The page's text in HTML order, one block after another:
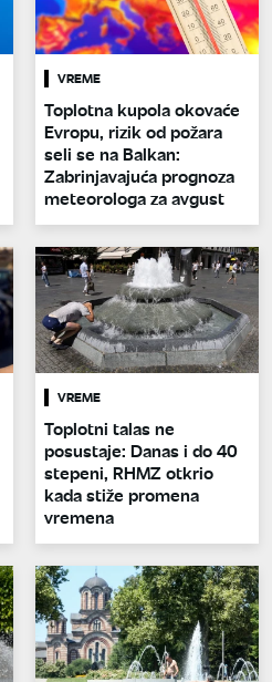
VREME
Toplotna kupola okovaće
Evropu, rizik od požara
seli se na Balkan:
Zabrinjavajuća prognoza
meteorologa za avgust
VREME
Toplotni talas ne
posustaje: Danas i do 40
stepeni, RHMZ otkrio
kada stiže promena
vremena